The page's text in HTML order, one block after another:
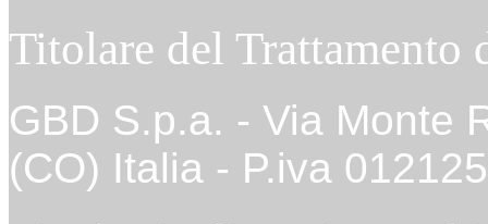
Titolare del Trattamento
GBD S.p.a. - Via Monte
(CO) Italia - P.iva